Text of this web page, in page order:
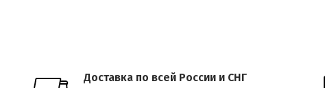
Доставка по всей России и СНГ